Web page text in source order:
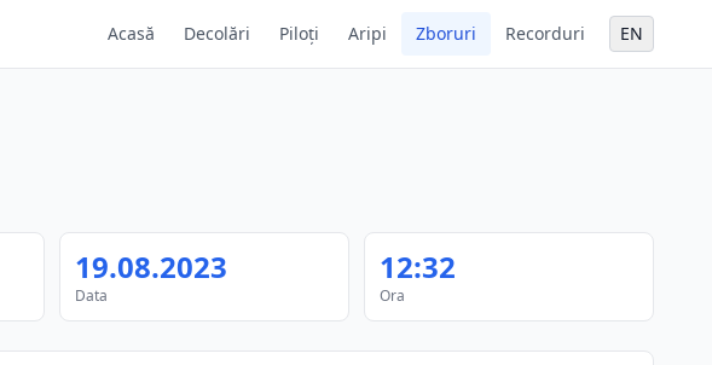
Acasă Decolări Piloți Aripi Zboruri Recorduri EN
19.08.2023
Data
12:32
Ora